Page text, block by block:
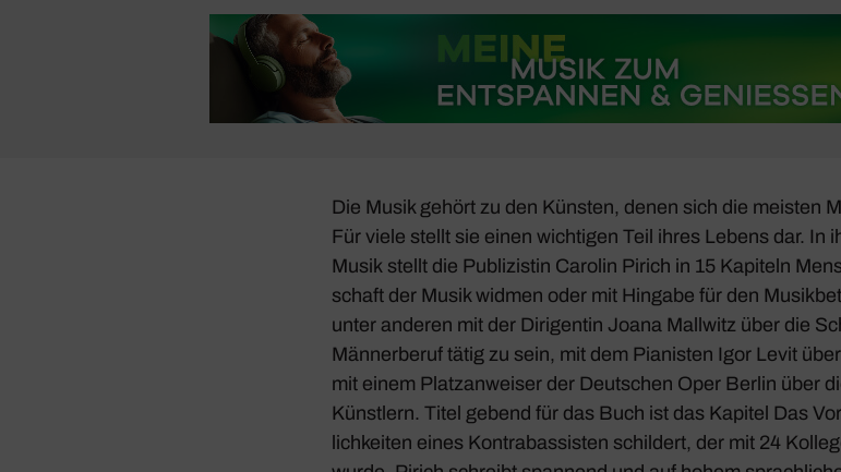
Die Musik gehört zu den Künsten, denen sich die meisten
Für viele stellt sie einen wich­tigen Teil ihres Lebens dar. In
Musik stellt die Publi­zistin Carolin Pirich in 15 Kapi­teln
schaft der Musik widmen oder mit Hingabe für den
unter anderen mit der Diri­gentin Joana Mall­witz über die
Männer­beruf tätig zu sein, mit dem Pianisten Igor Levit
mit einem Platz­an­weiser der Deut­schen Oper Berlin über
Künst­lern. Titel gebend für das Buch ist das Kapitel Das
lich­keiten eines Kontra­bas­sisten schil­dert, der mit 24